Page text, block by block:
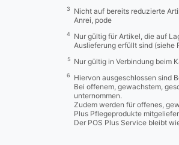
3
Nicht auf bereits reduzierte
Anrei, pode
4
Nur gültig für Artikel, die auf
Auslieferung erfüllt sind (siehe
5 Nur gültig in Verbindung beim
6
Hiervon ausgeschlossen sind
Bei offenem, gewachstem,
unternommen.
Zudem werden für offenes,
Plus Pflegeprodukte
Der POS Plus Service bleibt